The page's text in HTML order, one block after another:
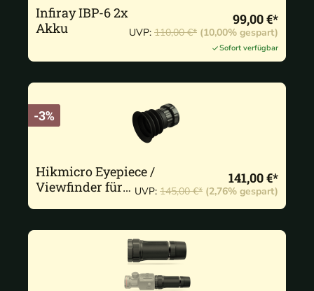
Infiray IBP-6 2x
Akku
99,00 €*
UVP: 110,00 €* (10,00% gespart)
Sofort verfügbar
-3%
Hikmicro Eyepiece /
Viewfinder für
141,00 €*
UVP: 145,00 €* (2,76% gespart)